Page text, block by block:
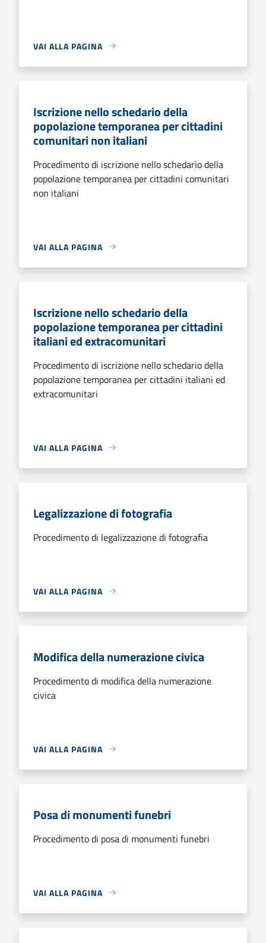
VAI ALLA PAGINA
Iscrizione nello schedario della
popolazione temporanea per cittadini
comunitari non italiani
Procedimento di iscrizione nello schedario della
popolazione temporanea per cittadini comunitari
non italiani
VAI ALLA PAGINA
Iscrizione nello schedario della
popolazione temporanea per cittadini
italiani ed extracomunitari
Procedimento di iscrizione nello schedario della
popolazione temporanea per cittadini italiani ed
extracomunitari
VAI ALLA PAGINA
Legalizzazione di fotografia
Procedimento di legalizzazione di fotografia
VAI ALLA PAGINA
Modifica della numerazione civica
Procedimento di modifica della numerazione
civica
VAI ALLA PAGINA
Posa di monumenti funebri
Procedimento di posa di monumenti funebri
VAI ALLA PAGINA